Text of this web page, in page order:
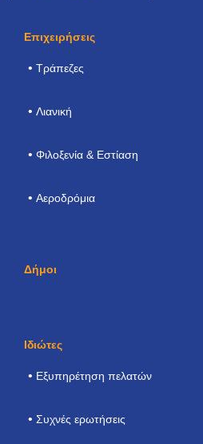
Επιχειρήσεις
Τράπεζες
Λιανική
Φιλοξενία & Εστίαση
Αεροδρόμια
Δήμοι
Ιδιώτες
Εξυπηρέτηση πελατών
Συχνές ερωτήσεις